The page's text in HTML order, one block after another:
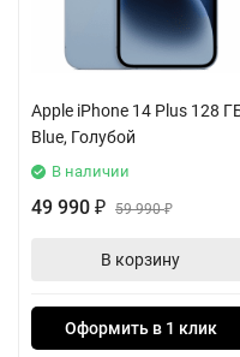
Apple iPhone 14 Plus 128
Blue, Голубой
В наличии
49 990 ₽ 59 990₽
В корзину
Оформить в 1 клик